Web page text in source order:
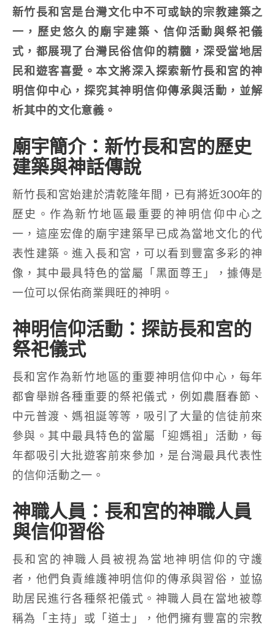
新竹長和宮是台灣文化中不可或缺的宗教建築之
一，歷史悠久的廟宇建築、信仰活動與祭祀儀
式，都展現了台灣民俗信仰的精髓，深受當地居
民和遊客喜愛。本文將深入探索新竹長和宮的神
明信仰中心，探究其神明信仰傳承與活動，並解
析其中的文化意義。
廟宇簡介：新竹長和宮的歷史
建築與神話傳說
新竹長和宮始建於清乾隆年間，已有將近300年的
歷史。作為新竹地區最重要的神明信仰中心之
一，這座宏偉的廟宇建築早已成為當地文化的代
表性建築。進入長和宮，可以看到豐富多彩的神
像，其中最具特色的當屬「黑面尊王」，據傳是
一位可以保佑商業興旺的神明。
神明信仰活動：探訪長和宮的
祭祀儀式
長和宮作為新竹地區的重要神明信仰中心，每年
都會舉辦各種重要的祭祀儀式，例如農曆春節、
中元普渡、媽祖誕等等，吸引了大量的信徒前來
參與。其中最具特色的當屬「迎媽祖」活動，每
年都吸引大批遊客前來參加，是台灣最具代表性
的信仰活動之一。
神職人員：長和宮的神職人員
與信仰習俗
長和宮的神職人員被視為當地神明信仰的守護
者，他們負責維護神明信仰的傳承與習俗，並協
助居民進行各種祭祀儀式。神職人員在當地被尊
稱為「主持」或「道士」，他們擁有豐富的宗教